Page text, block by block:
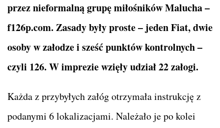
przez nieformalną grupę miłośników Malucha –
f126p.com. Zasady były proste – jeden Fiat, dwie
osoby w załodze i sześć punktów kontrolnych –
czyli 126. W imprezie wzięły udział 22 załogi.
Każda z przybyłych załóg otrzymała instrukcję z
podanymi 6 lokalizacjami. Należało je po kolei